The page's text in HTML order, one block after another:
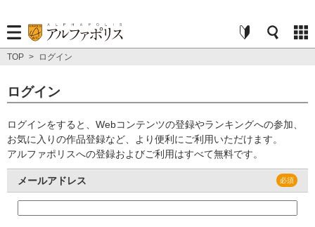
TOP > ログイン
ログイン
ログインをすると、Webコンテンツの登録やランキングへの参加、
お気に入りの作品登録など、より便利にご利用いただけます。
アルファポリスへの登録およびご利用はすべて無料です。
メールアドレス